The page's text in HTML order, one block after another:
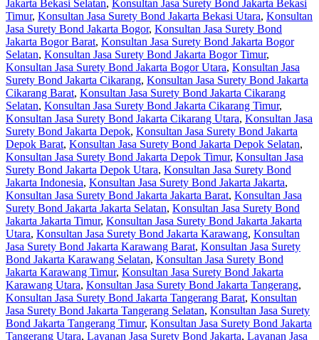
Jakarta Bekasi Selatan, Konsultan Jasa Surety Bond Jakarta Bekasi
Timur, Konsultan Jasa Surety Bond Jakarta Bekasi Utara, Konsultan
Jasa Surety Bond Jakarta Bogor, Konsultan Jasa Surety Bond
Jakarta Bogor Barat, Konsultan Jasa Surety Bond Jakarta Bogor
Selatan, Konsultan Jasa Surety Bond Jakarta Bogor Timur,
Konsultan Jasa Surety Bond Jakarta Bogor Utara, Konsultan Jasa
Surety Bond Jakarta Cikarang, Konsultan Jasa Surety Bond Jakarta
Cikarang Barat, Konsultan Jasa Surety Bond Jakarta Cikarang
Selatan, Konsultan Jasa Surety Bond Jakarta Cikarang Timur,
Konsultan Jasa Surety Bond Jakarta Cikarang Utara, Konsultan Jasa
Surety Bond Jakarta Depok, Konsultan Jasa Surety Bond Jakarta
Depok Barat, Konsultan Jasa Surety Bond Jakarta Depok Selatan,
Konsultan Jasa Surety Bond Jakarta Depok Timur, Konsultan Jasa
Surety Bond Jakarta Depok Utara, Konsultan Jasa Surety Bond
Jakarta Indonesia, Konsultan Jasa Surety Bond Jakarta Jakarta,
Konsultan Jasa Surety Bond Jakarta Jakarta Barat, Konsultan Jasa
Surety Bond Jakarta Jakarta Selatan, Konsultan Jasa Surety Bond
Jakarta Jakarta Timur, Konsultan Jasa Surety Bond Jakarta Jakarta
Utara, Konsultan Jasa Surety Bond Jakarta Karawang, Konsultan
Jasa Surety Bond Jakarta Karawang Barat, Konsultan Jasa Surety
Bond Jakarta Karawang Selatan, Konsultan Jasa Surety Bond
Jakarta Karawang Timur, Konsultan Jasa Surety Bond Jakarta
Karawang Utara, Konsultan Jasa Surety Bond Jakarta Tangerang,
Konsultan Jasa Surety Bond Jakarta Tangerang Barat, Konsultan
Jasa Surety Bond Jakarta Tangerang Selatan, Konsultan Jasa Surety
Bond Jakarta Tangerang Timur, Konsultan Jasa Surety Bond Jakarta
Tangerang Utara, Layanan Jasa Surety Bond Jakarta, Layanan Jasa